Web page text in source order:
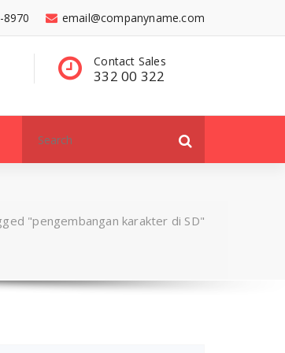
email@companyname.com
8970
Have a questions?
contact@dummy
for:
"pengembangan karakter di SD"